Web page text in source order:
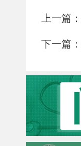
上一篇：
下一篇：